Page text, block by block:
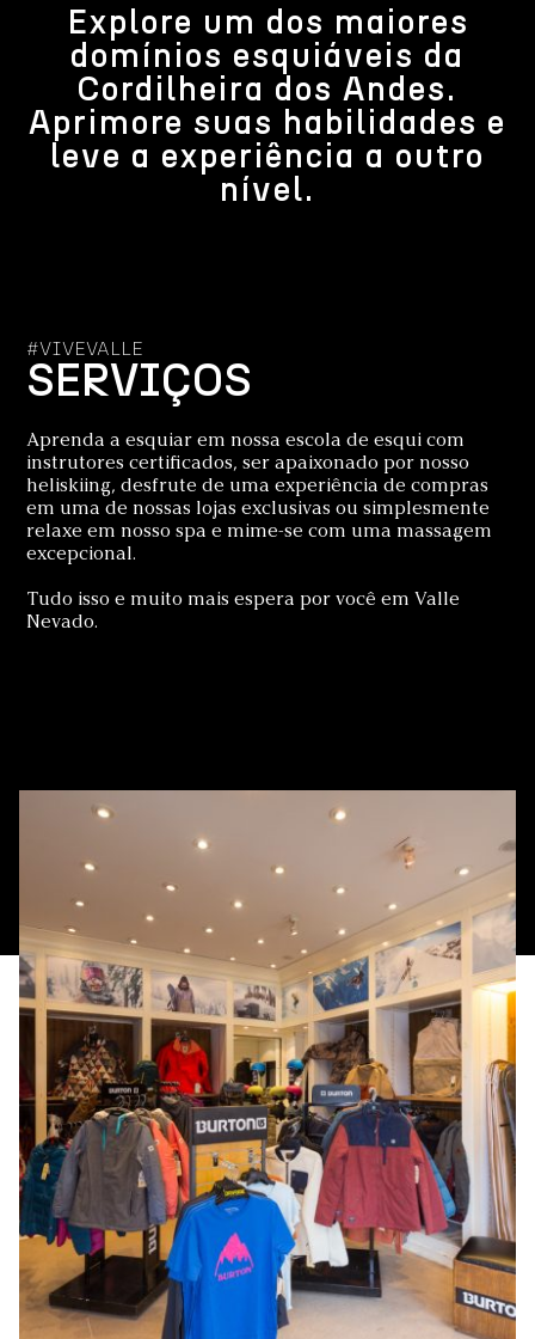
Explore um dos maiores
domínios esquiáveis da
Cordilheira dos Andes.
Aprimore suas habilidades e
leve a experiência a outro
nível.
#VIVEVALLE
SERVIÇOS
Aprenda a esquiar em nossa escola de esqui com
instrutores certificados, ser apaixonado por nosso
heliskiing, desfrute de uma experiência de compras
em uma de nossas lojas exclusivas ou simplesmente
relaxe em nosso spa e mime-se com uma massagem
excepcional.
Tudo isso e muito mais espera por você em Valle
Nevado.